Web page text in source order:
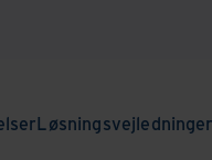
Løsningsvejledninger